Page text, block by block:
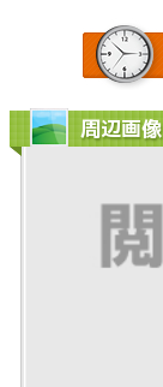
周辺画像